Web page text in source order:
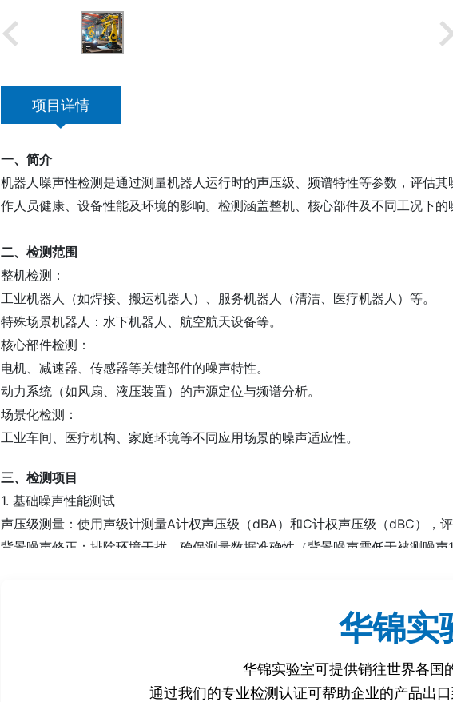
项目详情
一、简介‌
机器人噪声性检测是通过测量机器人运行时的声压级、频谱特性等参数，评估
作人员健康、设备性能及环境的影响‌。检测涵盖整机、核心部件及不同工况下的
二、检测范围‌
整机检测‌：
工业机器人（如焊接、搬运机器人）、服务机器人（清洁、医疗机器人）等‌。
特殊场景机器人：水下机器人、航空航天设备等‌。
核心部件检测‌：
电机、减速器、传感器等关键部件的噪声特性‌。
动力系统（如风扇、液压装置）的声源定位与频谱分析‌。
场景化检测‌：
工业车间、医疗机构、家庭环境等不同应用场景的噪声适应性‌。
三、检测项目‌
1. 基础噪声性能测试‌
声压级测量‌：使用声级计测量A计权声压级（dBA）和C计权声压级（dBC），评
背景噪声修正‌：排除环境干扰，确保测量数据准确性（背景噪声需低于被测噪声
频谱分析‌：通过频谱分析仪检测噪声频率分布，识别异常频段（如31.5Hz~8kHz
噪声源定位‌：利用声学相机或多点传声器阵列定位主要噪声源（如电机振动、齿
噪声暴露评估‌：计算连续等效声级（Leq）和峰值声级（Lpeak），评估操作人
华锦实
华锦实验室可提供销往世界各国
通过我们的专业检测认证可帮助企业的产品出